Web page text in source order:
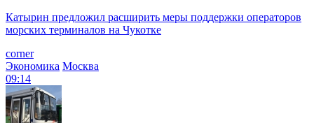
Катырин предложил расширить меры поддержки операторов
морских терминалов на Чукотке
corner
Экономика Москва
09:14